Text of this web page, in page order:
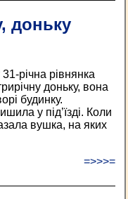
доньку
річна рівнянка
доньку, вона
будинку.
у під’їзді. Коли
вушка, на яких
=>>>=